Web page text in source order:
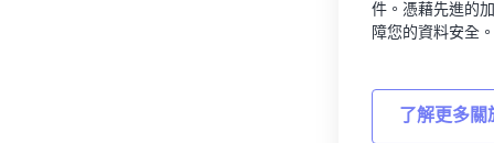
件。憑藉先進的
障您的資料安全。
了解更多